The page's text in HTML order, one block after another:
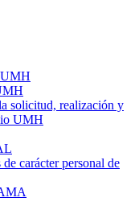
UMH
solicitud, realización y
UMH
carácter personal de